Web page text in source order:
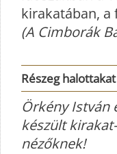
kirakatában,
(A Cimborák
Részeg
Örkény István
készült
nézőknek!